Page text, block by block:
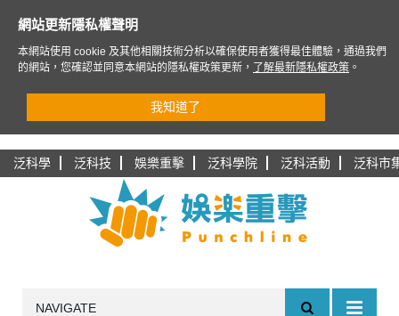
泛科學 泛科技 娛樂重擊 泛科學院 泛科活動 泛科市
NAVIGATE
網站更新隱私權聲明
本網站使用 cookie 及其他相關技術分析以確保使用者獲得最佳體驗，通過我們
的網站，您確認並同意本網站的隱私權政策更新，
了解最新隱私權政策 。
我知道了